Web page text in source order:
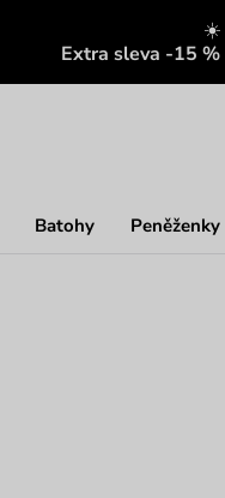
☀️
Extra sleva -15 %
Batohy Peněženky